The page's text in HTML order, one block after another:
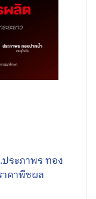
ระภาพร ทอง
าคาพืชผล